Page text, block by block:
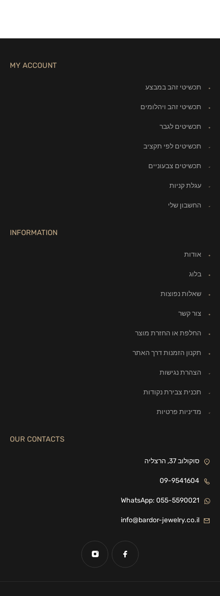
MY ACCOUNT
תכשיטי זהב במבצע
תכשיטי זהב ויהלומים
תכשיטים לגבר
תכשיטים לפי תקציב
תכשיטים צבעוניים
עגלת קניות
החשבון שלי
INFORMATION
אודות
בלוג
שאלות נפוצות
צור קשר
החלפת או החזרת מוצר
תקנון הזמנות דרך האתר
הצהרת נגישות
תכנית צבירת נקודות
מדיניות פרטיות
OUR CONTACTS
סוקולוב 37, הרצליה
09-9541604
WhatsApp: 055-5590021
info@bardor-jewelry.co.il